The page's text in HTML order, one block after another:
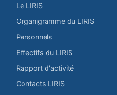
Le LIRIS
Organigramme du LIRIS
Personnels
Effectifs du LIRIS
Rapport d'activité
Contacts LIRIS